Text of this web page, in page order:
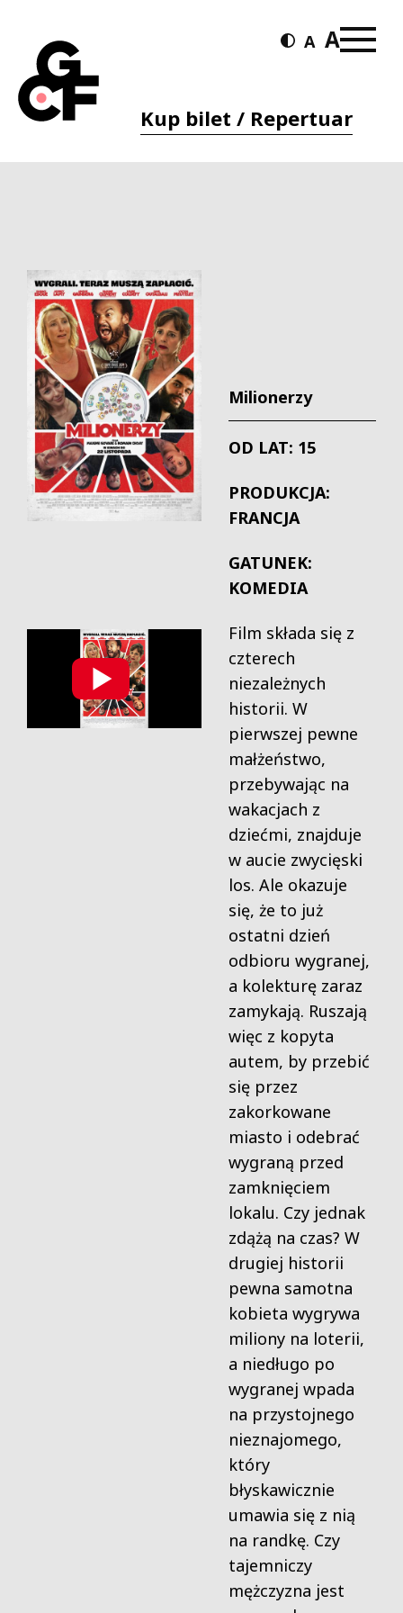
Kup bilet / Repertuar
Milionerzy
OD LAT: 15
PRODUKCJA:
FRANCJA
GATUNEK:
KOMEDIA
Film składa się z
czterech
niezależnych
historii. W
pierwszej pewne
małżeństwo,
przebywając na
wakacjach z
dziećmi, znajduje
w aucie zwycięski
los. Ale okazuje
się, że to już
ostatni dzień
odbioru wygranej,
a kolekturę zaraz
zamykają. Ruszają
więc z kopyta
autem, by przebić
się przez
zakorkowane
miasto i odebrać
wygraną przed
zamknięciem
lokalu. Czy jednak
zdążą na czas? W
drugiej historii
pewna samotna
kobieta wygrywa
miliony na loterii,
a niedługo po
wygranej wpada
na przystojnego
nieznajomego,
który
błyskawicznie
umawia się z nią
na randkę. Czy
tajemniczy
mężczyzna jest